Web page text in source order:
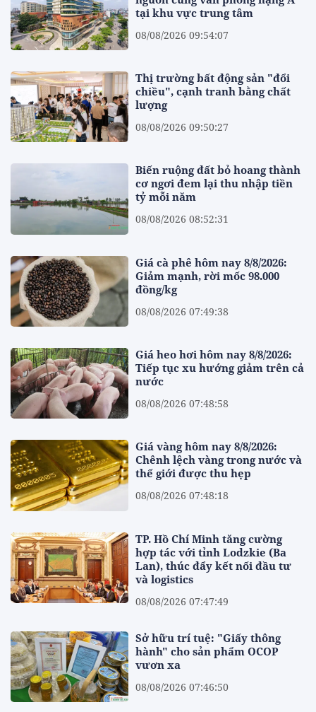
tại khu vực trung tâm
08/08/2026 09:54:07
Thị trường bất động sản "đổi
chiều", cạnh tranh bằng chất
lượng
08/08/2026 09:50:27
Biến ruộng đất bỏ hoang thành
cơ ngơi đem lại thu nhập tiền
tỷ mỗi năm
08/08/2026 08:52:31
Giá cà phê hôm nay 8/8/2026:
Giảm mạnh, rời mốc 98.000
đồng/kg
08/08/2026 07:49:38
Giá heo hơi hôm nay 8/8/2026:
Tiếp tục xu hướng giảm trên cả
nước
08/08/2026 07:48:58
Giá vàng hôm nay 8/8/2026:
Chênh lệch vàng trong nước và
thế giới được thu hẹp
08/08/2026 07:48:18
TP. Hồ Chí Minh tăng cường
hợp tác với tỉnh Lodzkie (Ba
Lan), thúc đẩy kết nối đầu tư
và logistics
08/08/2026 07:47:49
Sở hữu trí tuệ: "Giấy thông
hành" cho sản phẩm OCOP
vươn xa
08/08/2026 07:46:50